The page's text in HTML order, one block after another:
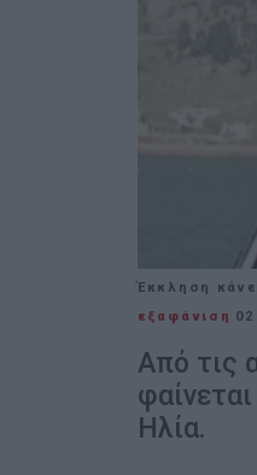
Έκκληση
εξαφάνιση
Από τις
Ηλία.